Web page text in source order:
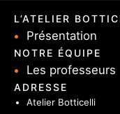
L’ATELIER
Présentation
NOTRE ÉQUIPE
Les professeurs
ADRESSE
Atelier Botticelli